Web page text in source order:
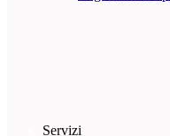
Servizi